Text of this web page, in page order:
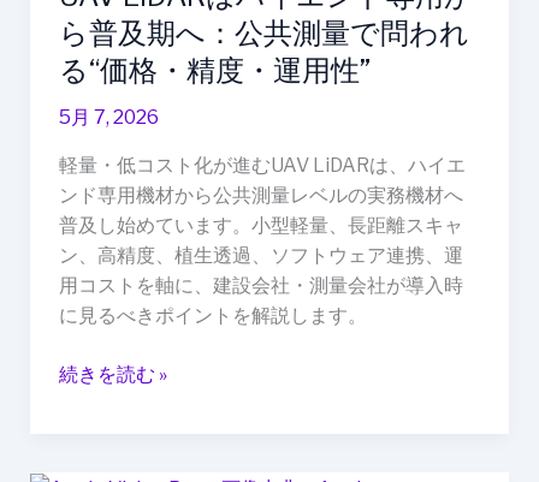
ら普及期へ：公共測量で問われ
る“価格・精度・運用性”
5月 7, 2026
軽量・低コスト化が進むUAV LiDARは、ハイエ
ンド専用機材から公共測量レベルの実務機材へ
普及し始めています。小型軽量、長距離スキャ
ン、高精度、植生透過、ソフトウェア連携、運
用コストを軸に、建設会社・測量会社が導入時
に見るべきポイントを解説します。
普
及
期
へ：
共
測
量
で
問
わ
る“価
続きを読む »